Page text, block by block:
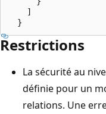
    ]
Restrictions
La sécurité au
définie pour un
relations. Une